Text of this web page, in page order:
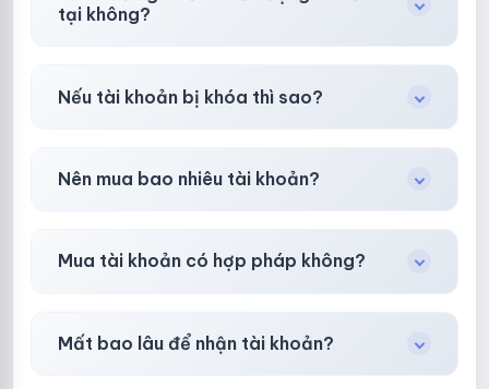
tại không?
ưu tiên chất lượng, bảo hành hơn là giá rẻ nhất.
Nếu tài khoản bị khóa thì sao?
trợ đổi mới hoặc hoàn 100%.
Nên mua bao nhiêu tài khoản?
phòng.
Mua tài khoản có hợp pháp không?
ràng trước khi bạn mua.
Mất bao lâu để nhận tài khoản?